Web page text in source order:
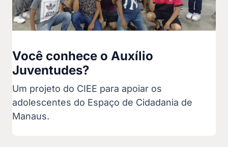
Você conhece o Auxílio
Juventudes?
Um projeto do CIEE para apoiar os
adolescentes do Espaço de Cidadania de
Manaus.